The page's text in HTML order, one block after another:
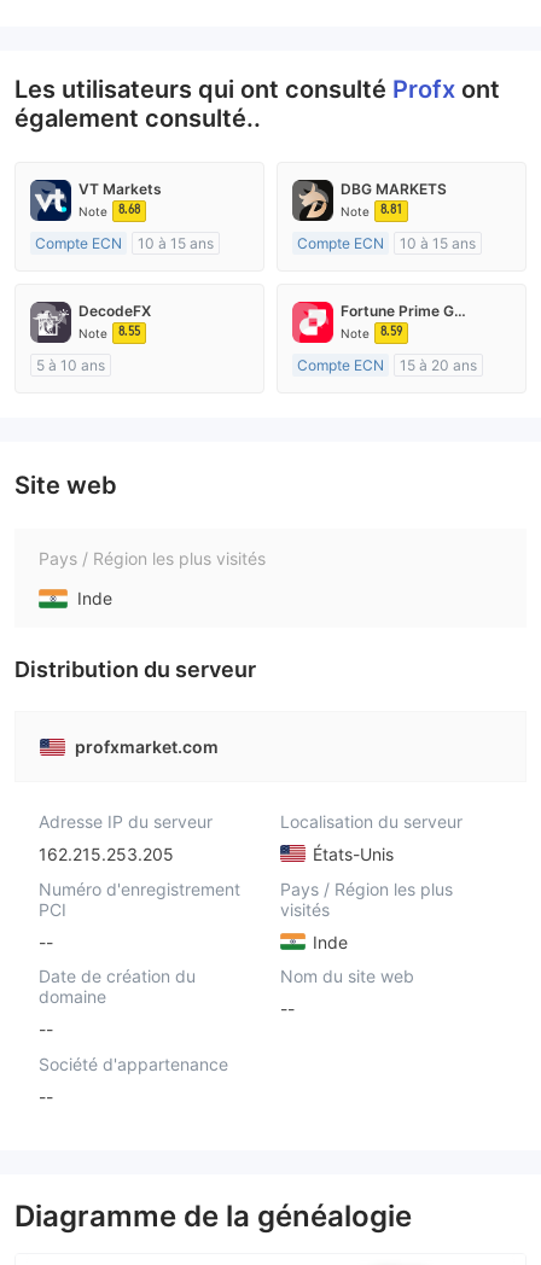
Les utilisateurs qui ont consulté Profx ont
également consulté..
VT Markets
Note 8.68
Compte ECN
10 à 15 ans
Market Making (MM)
Etiquette principale MT4
DBG MARKETS
Note 8.81
Compte ECN
10 à 15 ans
Market Making (MM)
Etiquette principale MT4
DecodeFX
Note 8.55
5 à 10 ans
Fortune Prime Global
Note 8.59
Compte ECN
15 à 20 ans
Site web
Pays / Région les plus visités
Inde
Distribution du serveur
profxmarket.com
Adresse IP du serveur
162.215.253.205
Localisation du serveur
États-Unis
Numéro d'enregistrement
PCI
--
Pays / Région les plus
visités
Inde
Date de création du
domaine
--
Nom du site web
--
Société d'appartenance
--
Diagramme de la généalogie